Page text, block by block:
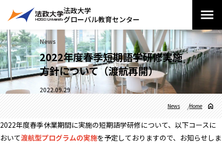
法政大学
グローバル教育センター
News
2022年度春季短期語学研修実施
方針について（渡航再開）
2022.09.29
Home
News
2022年度春季休業期間に実施の短期語学研修について、以下コースに
おいて渡航型プログラムの実施を予定しておりますので、お知らせしま